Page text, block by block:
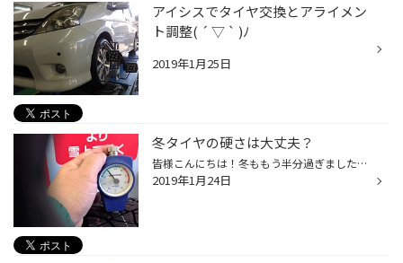
アイシスでタイヤ交換とアライメン
ト調整( ´ ▽ ` )ﾉ
2019年1月25日
冬タイヤの硬さは大丈夫？
皆様こんにちは！冬ももう半分過ぎましたがまだまだ寒い日が続いてますね(;´･ω･)！ 皆様はちゃんとスタッドレスタイヤ履いていますかぁ？ 雪が降ったらスタッドレスは×！冬になったらスタッドレスが◎！ 冬の道は雪が無くても凍結路面が有ります夏タイヤだと滑ってしまいます！ そんな危険に備えてち...
2019年1月24日